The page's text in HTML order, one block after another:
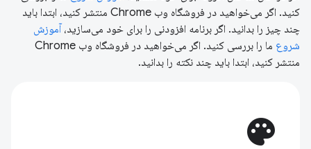
کنید. اگر می‌خواهید در فروشگاه وب Chrome منتشر کنید، ابتدا باید
چند چیز را بدانید. اگر برنامه افزودنی را برای خود می‌سازید،آموزش
شروع
ما را بررسی کنید. اگر می‌خواهید در فروشگاه وب Chrome
منتشر کنید، ابتدا باید چند نکته را بدانید.
palette